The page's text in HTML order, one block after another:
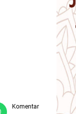
Komentar